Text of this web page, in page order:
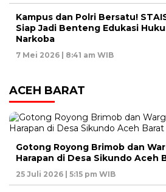
Kampus dan Polri Bersatu!
Siap Jadi Benteng Edukasi
Narkoba
7 Mei 2026 | 8:41 am WIB
ACEH BARAT
Gotong Royong Brimob dan
Harapan di Desa Sikundo Aceh
25 Juli 2026 | 5:15 pm WIB